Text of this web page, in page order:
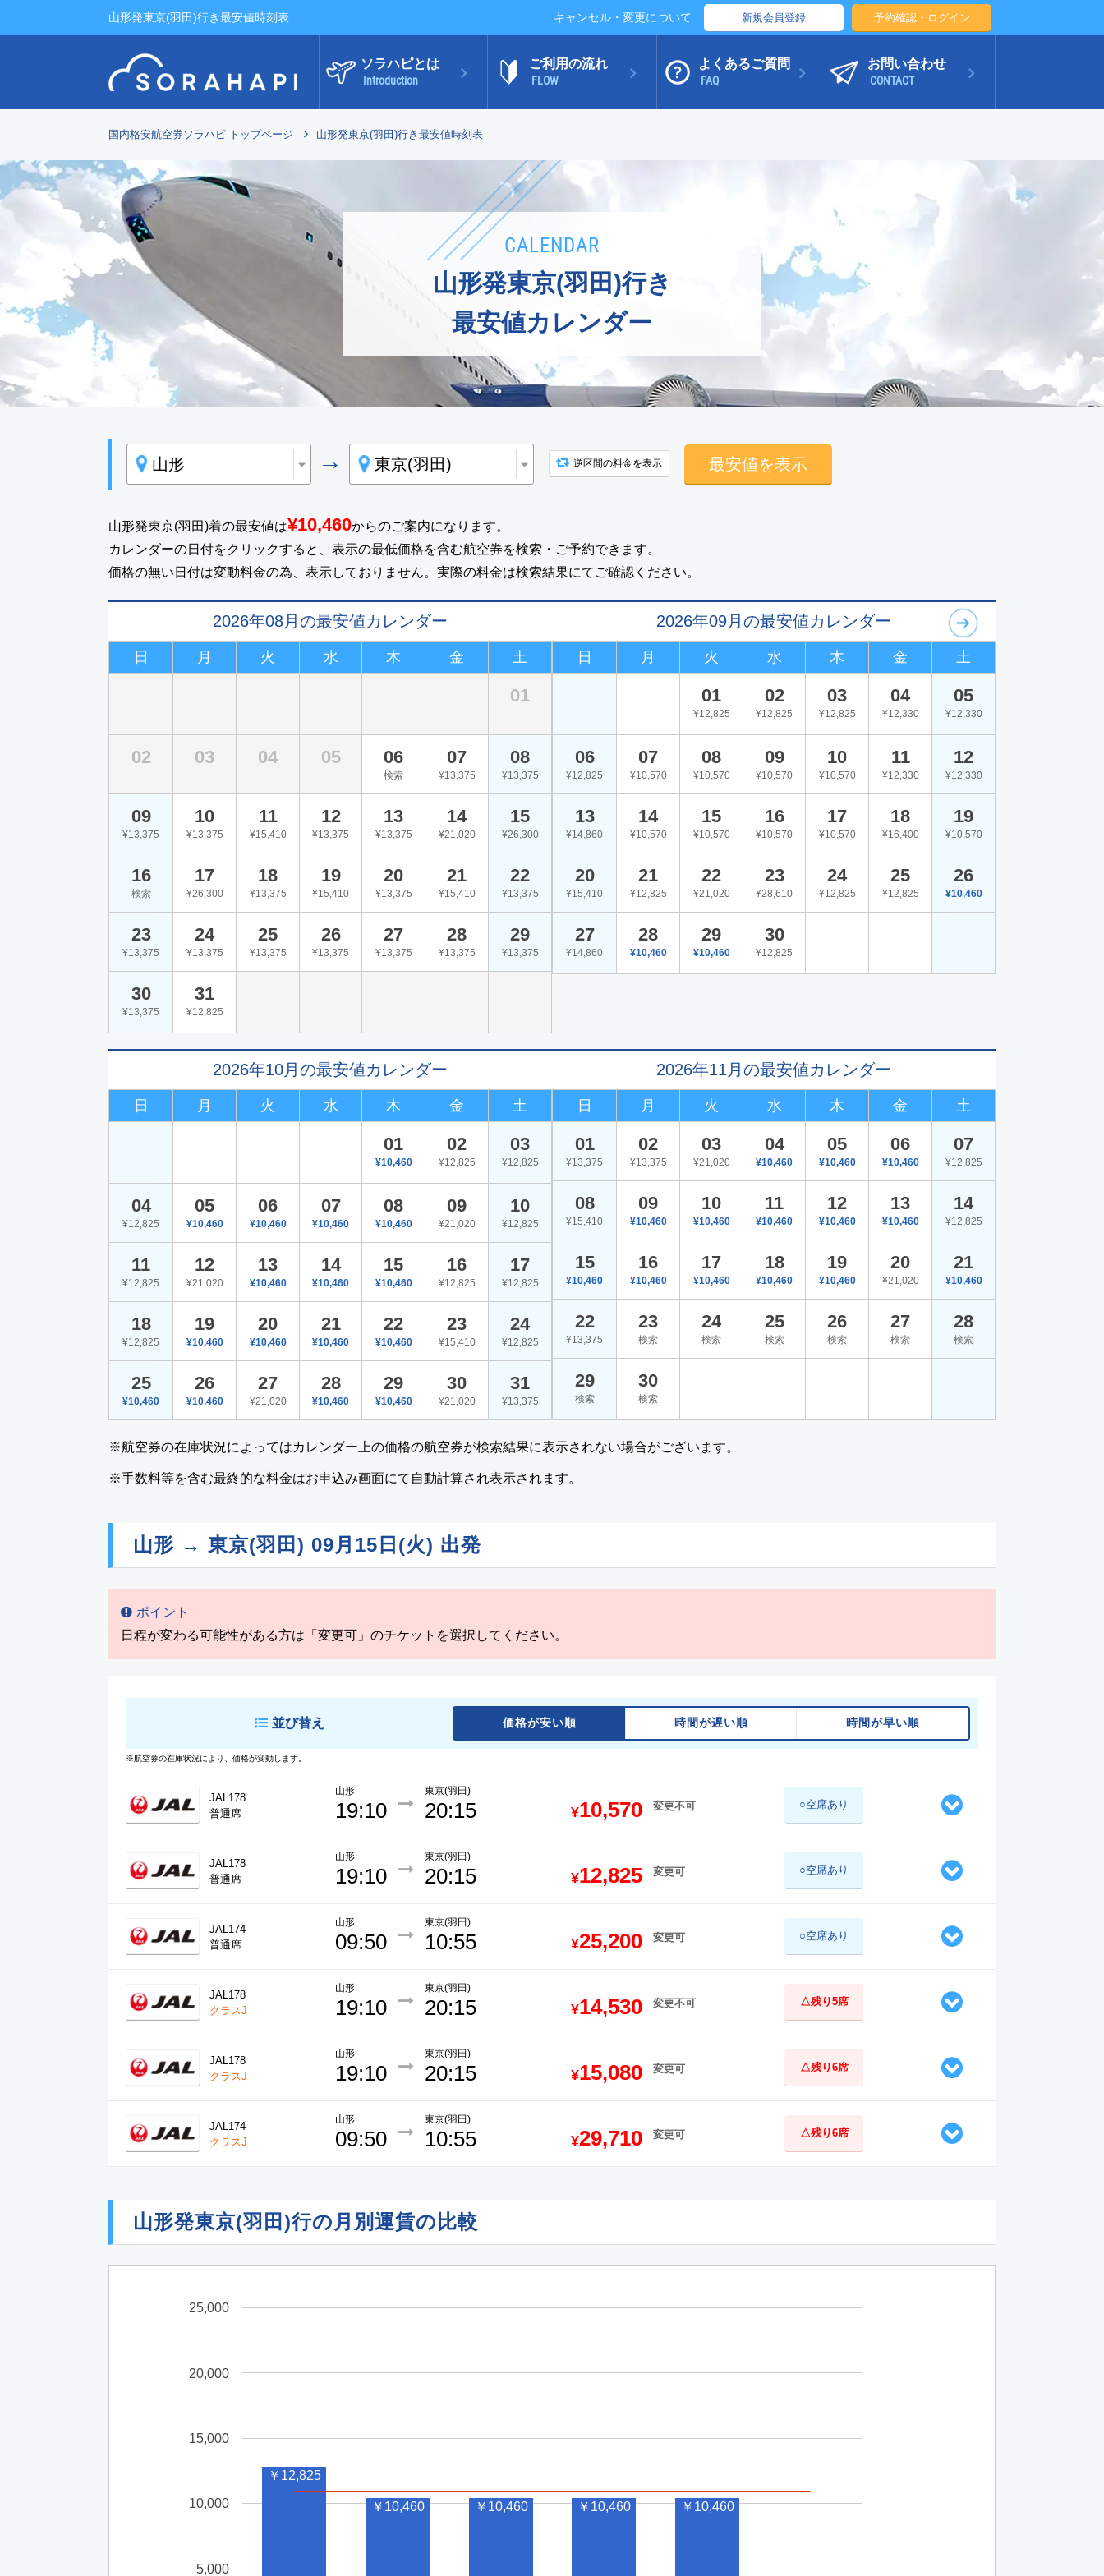
山形発東京(羽田)行き最安値時刻表 キャンセル・変更について 新規会員登録 予約確認・ログイン
ソラハピとは
Introduction
ご利用の流れ
FLOW
よくあるご質問
FAQ
お問い合わせ
CONTACT
国内格安航空券ソラハピ トップページ 山形発東京(羽田)行き最安値時刻表
CALENDAR
山形発東京(羽田)行き
最安値カレンダー
→ 逆区間の料金を表示 最安値を表示
山形発東京(羽田)着の最安値は¥10,460からのご案内になります。
カレンダーの日付をクリックすると、表示の最低価格を含む航空券を検索・ご予約できます。
価格の無い日付は変動料金の為、表示しておりません。実際の料金は検索結果にてご確認ください。
2026年08月の最安値カレンダー
日 月 火 水 木 金 土
01
02 03 04 05 06
検索
07
¥13,375
08
¥13,375
09
¥13,375
10
¥13,375
11
¥15,410
12
¥13,375
13
¥13,375
14
¥21,020
15
¥26,300
16
検索
17
¥26,300
18
¥13,375
19
¥15,410
20
¥13,375
21
¥15,410
22
¥13,375
23
¥13,375
24
¥13,375
25
¥13,375
26
¥13,375
27
¥13,375
28
¥13,375
29
¥13,375
30
¥13,375
31
¥12,825
2026年09月の最安値カレンダー
日 月 火 水 木 金 土
01
¥12,825
02
¥12,825
03
¥12,825
04
¥12,330
05
¥12,330
06
¥12,825
07
¥10,570
08
¥10,570
09
¥10,570
10
¥10,570
11
¥12,330
12
¥12,330
13
¥14,860
14
¥10,570
15
¥10,570
16
¥10,570
17
¥10,570
18
¥16,400
19
¥10,570
20
¥15,410
21
¥12,825
22
¥21,020
23
¥28,610
24
¥12,825
25
¥12,825
26
¥10,460
27
¥14,860
28
¥10,460
29
¥10,460
30
¥12,825
2026年10月の最安値カレンダー
日 月 火 水 木 金 土
01
¥10,460
02
¥12,825
03
¥12,825
04
¥12,825
05
¥10,460
06
¥10,460
07
¥10,460
08
¥10,460
09
¥21,020
10
¥12,825
11
¥12,825
12
¥21,020
13
¥10,460
14
¥10,460
15
¥10,460
16
¥12,825
17
¥12,825
18
¥12,825
19
¥10,460
20
¥10,460
21
¥10,460
22
¥10,460
23
¥15,410
24
¥12,825
25
¥10,460
26
¥10,460
27
¥21,020
28
¥10,460
29
¥10,460
30
¥21,020
31
¥13,375
2026年11月の最安値カレンダー
日 月 火 水 木 金 土
01
¥13,375
02
¥13,375
03
¥21,020
04
¥10,460
05
¥10,460
06
¥10,460
07
¥12,825
08
¥15,410
09
¥10,460
10
¥10,460
11
¥10,460
12
¥10,460
13
¥10,460
14
¥12,825
15
¥10,460
16
¥10,460
17
¥10,460
18
¥10,460
19
¥10,460
20
¥21,020
21
¥10,460
22
¥13,375
23
検索
24
検索
25
検索
26
検索
27
検索
28
検索
29
検索
30
検索
※航空券の在庫状況によってはカレンダー上の価格の航空券が検索結果に表示されない場合がございます。
※手数料等を含む最終的な料金はお申込み画面にて自動計算され表示されます。
山形 → 東京(羽田) 09月15日(火) 出発
ポイント
日程が変わる可能性がある方は「変更可」のチケットを選択してください。
並び替え 価格が安い順 時間が遅い順 時間が早い順
※航空券の在庫状況により、価格が変動します。
JAL178
普通席
山形
19:10
東京(羽田)
20:15 ¥10,570 変更不可 ○空席あり
JAL178
普通席
山形
19:10
東京(羽田)
20:15 ¥12,825 変更可 ○空席あり
JAL174
普通席
山形
09:50
東京(羽田)
10:55 ¥25,200 変更可 ○空席あり
JAL178
クラスJ
山形
19:10
東京(羽田)
20:15 ¥14,530 変更不可 △残り5席
JAL178
クラスJ
山形
19:10
東京(羽田)
20:15 ¥15,080 変更可 △残り6席
JAL174
クラスJ
山形
09:50
東京(羽田)
10:55 ¥29,710 変更可 △残り6席
山形発東京(羽田)行の月別運賃の比較
5,000
10,000
15,000
20,000
25,000
￥12,825
￥10,460 ￥10,460 ￥10,460 ￥10,460